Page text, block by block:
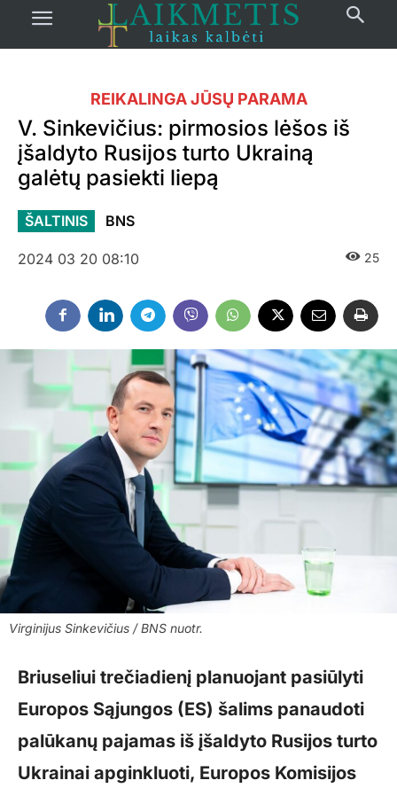
REIKALINGA JŪSŲ PARAMA
V. Sinkevičius: pirmosios lėšos iš
įšaldyto Rusijos turto Ukrainą
galėtų pasiekti liepą
ŠALTINIS BNS
2024 03 20 08:10 25
Virginijus Sinkevičius / BNS nuotr.
Briuseliui trečiadienį planuojant pasiūlyti
Europos Sąjungos (ES) šalims panaudoti
palūkanų pajamas iš įšaldyto Rusijos turto
Ukrainai apginkluoti, Europos Komisijos